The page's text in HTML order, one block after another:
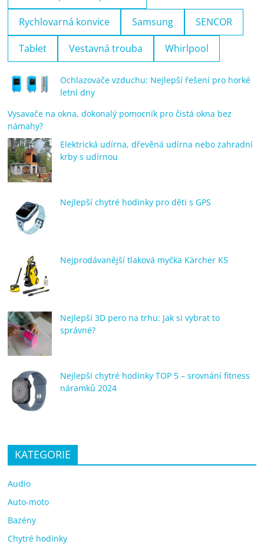
Rychlovarná konvice Samsung SENCOR
Tablet Vestavná trouba Whirlpool
Ochlazovače vzduchu: Nejlepší řešení pro horké
letní dny
Vysavače na okna, dokonalý pomocník pro čistá okna bez
námahy?
Elektrická udírna, dřevěná udírna nebo zahradní
krby s udírnou
Nejlepší chytré hodinky pro děti s GPS
Nejprodávanější tlaková myčka Kärcher K5
Nejlepší 3D pero na trhu: Jak si vybrat to
správné?
Nejlepší chytré hodinky TOP 5 – srovnání fitness
náramků 2024
KATEGORIE
Audio
Auto-moto
Bazény
Chytré hodinky